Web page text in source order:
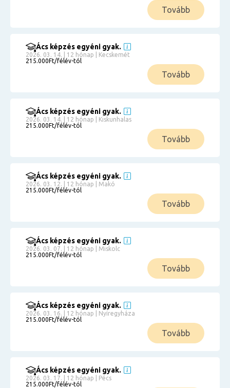
Tovább
Ács képzés egyéni gyak.
2026. 03. 14. | 12 hónap | Kecskemét
215.000Ft/félév-tól
Tovább
Ács képzés egyéni gyak.
2026. 03. 14. | 12 hónap | Kiskunhalas
215.000Ft/félév-tól
Tovább
Ács képzés egyéni gyak.
2026. 03. 12. | 12 hónap | Makó
215.000Ft/félév-tól
Tovább
Ács képzés egyéni gyak.
2026. 03. 07. | 12 hónap | Miskolc
215.000Ft/félév-tól
Tovább
Ács képzés egyéni gyak.
2026. 03. 16. | 12 hónap | Nyíregyháza
215.000Ft/félév-tól
Tovább
Ács képzés egyéni gyak.
2026. 03. 17. | 12 hónap | Pécs
215.000Ft/félév-tól